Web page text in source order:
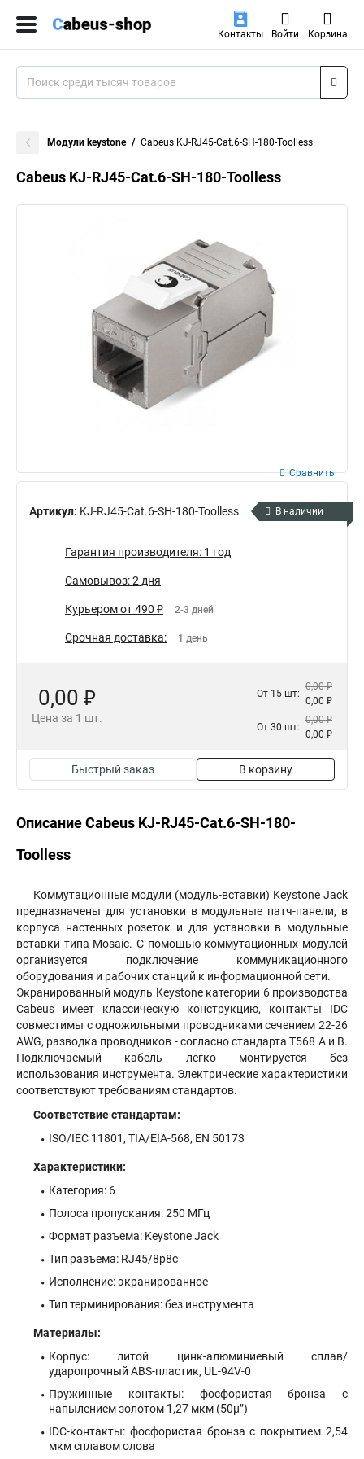
Контакты Войти Корзина
Модули keystone Cabeus KJ-RJ45-Cat.6-SH-180-Toolless
Cabeus KJ-RJ45-Cat.6-SH-180-Toolless
Артикул: KJ-RJ45-Cat.6-SH-180-Toolless
Сравнить
В наличии
Гарантия производителя: 1 год
Самовывоз: 2 дня
Курьером от 490 ₽ 2-3 дней
Срочная доставка: 1 день
0,00 ₽
Цена за 1 шт.
От 15 шт:
0,00 ₽
0,00 ₽
От 30 шт:
0,00 ₽
0,00 ₽
Быстрый заказ В корзину
Описание Cabeus KJ-RJ45-Cat.6-SH-180-
Toolless
Коммутационные модули (модуль-вставки) Keystone Jack
предназначены для установки в модульные патч-панели, в
корпуса настенных розеток и для установки в модульные
вставки типа Mosaic. С помощью коммутационных модулей
организуется подключение коммуникационного
оборудования и рабочих станций к информационной сети.
Экранированный модуль Keystone категории 6 производства
Cabeus имеет классическую конструкцию, контакты IDC
совместимы с одножильными проводниками сечением 22-26
AWG, разводка проводников - согласно стандарта T568 А и B.
Подключаемый кабель легко монтируется без
использования инструмента. Электрические характеристики
соответствуют требованиям стандартов.
Соответствие стандартам:
ISO/IEC 11801, TIA/EIA-568, EN 50173
Характеристики:
Категория: 6
Полоса пропускания: 250 МГц
Формат разъема: Keystone Jack
Тип разъема: RJ45/8р8с
Исполнение: экранированное
Тип терминирования: без инструмента
Материалы:
Корпус: литой цинк-алюминиевый сплав/
ударопрочный ABS-пластик, UL-94V-0
Пружинные контакты: фосфористая бронза с
напылением золотом 1,27 мкм (50µ”)
IDC-контакты: фосфористая бронза с покрытием 2,54
мкм сплавом олова